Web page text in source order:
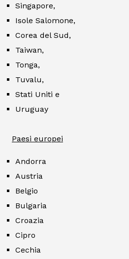
Singapore,
Isole Salomone,
Corea del Sud,
Taiwan,
Tonga,
Tuvalu,
Stati Uniti e
Uruguay
Paesi europei
Andorra
Austria
Belgio
Bulgaria
Croazia
Cipro
Cechia